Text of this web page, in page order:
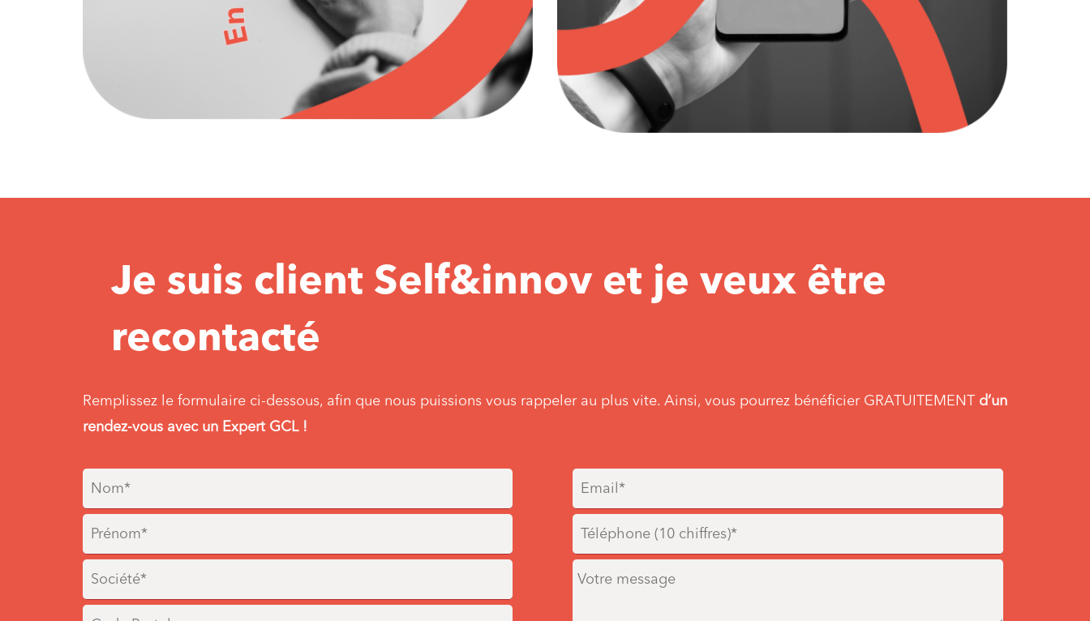
Je suis client Self&innov et je veux être
recontacté
Remplissez le formulaire ci-dessous, afin que nous puissions vous rappeler au plus vite. Ainsi, vous pourrez bénéficier GRATUITEMENT d’un
rendez-vous avec un Expert GCL !